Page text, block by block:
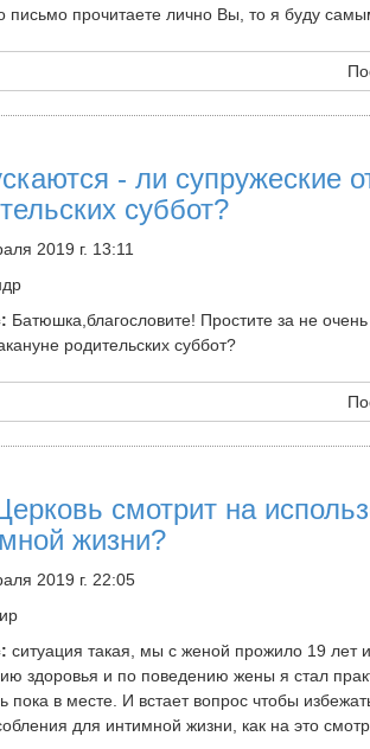
письмо прочитаете лично Вы, то я буду
- ли супружеские
суббот?
2019 г. 13:11
Батюшка,благословите! Простите за не
родительских суббот?
смотрит на
жизни?
2019 г. 22:05
ситуация такая, мы с женой прожило 19 лет
здоровья и по поведению жены я стал
пока в месте. И встает вопрос чтобы
для интимной жизни, как на это